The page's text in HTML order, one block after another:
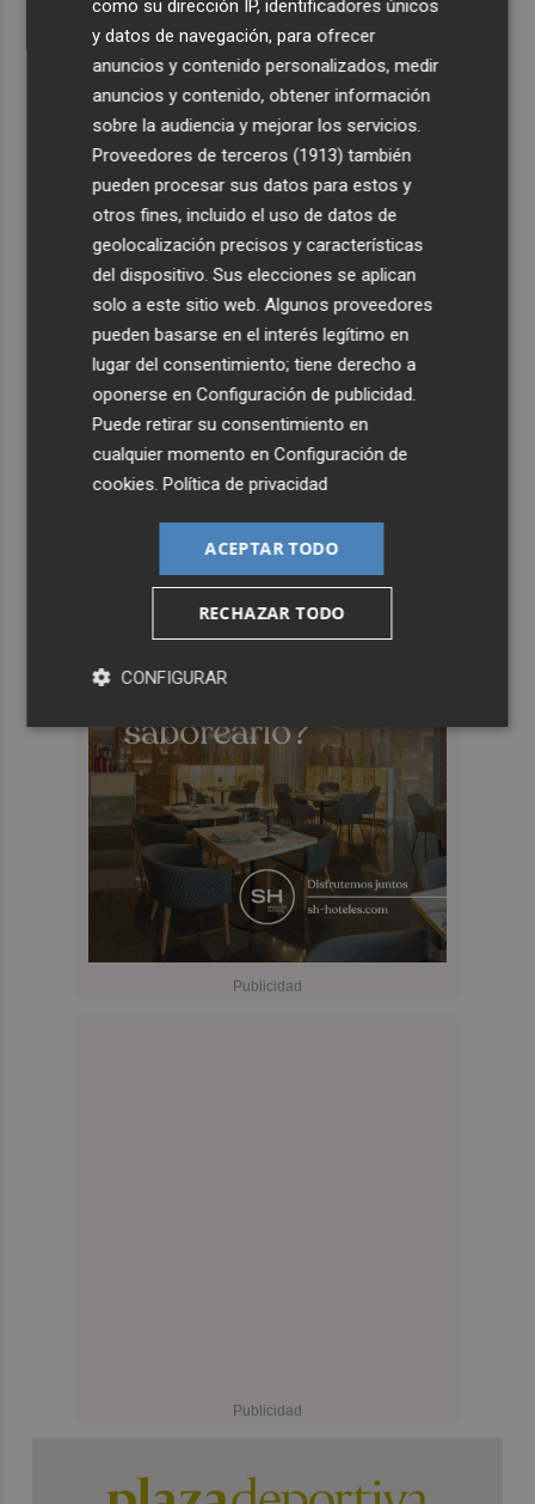
como su dirección IP, identificadores únicos
y datos de navegación, para ofrecer
anuncios y contenido personalizados, medir
anuncios y contenido, obtener información
sobre la audiencia y mejorar los servicios.
Proveedores de terceros (1913) también
pueden procesar sus datos para estos y
otros fines, incluido el uso de datos de
geolocalización precisos y características
del dispositivo. Sus elecciones se aplican
solo a este sitio web. Algunos proveedores
pueden basarse en el interés legítimo en
lugar del consentimiento; tiene derecho a
oponerse enConfiguración de publicidad
Puede retirar su consentimiento en
cualquier momento enConfiguración de
cookies .Política de privacidad
ACEPTAR TODO
RECHAZAR TODO
CONFIGURAR